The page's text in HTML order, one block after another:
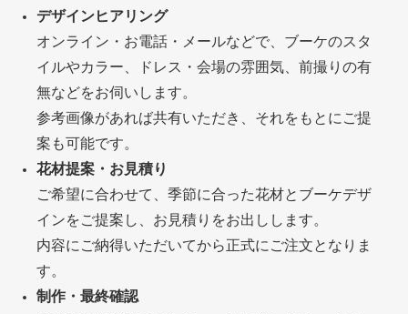
デザインヒアリング
オンライン・お電話・メールなどで、ブーケのスタ
イルやカラー、ドレス・会場の雰囲気、前撮りの有
無などをお伺いします。
参考画像があれば共有いただき、それをもとにご提
案も可能です。
花材提案・お見積り
ご希望に合わせて、季節に合った花材とブーケデザ
インをご提案し、お見積りをお出しします。
内容にご納得いただいてから正式にご注文となりま
す。
制作・最終確認